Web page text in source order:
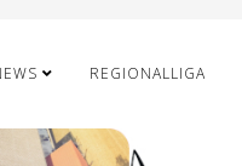
REGIONALLIGA